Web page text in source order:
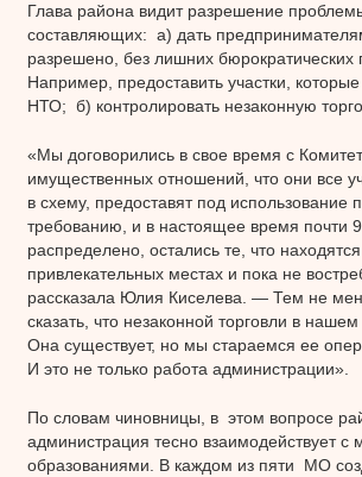
Глава района видит разрешение
составляющих: а) дать
разрешено, без лишних бюрократических
Например, предоставить участки,
НТО; б) контролировать незаконную
«Мы договорились в свое время с
имущественных отношений, что они все
в схему, предоставят под использование
требованию, и в настоящее время почти
распределено, остались те, что
привлекательных местах и пока не
рассказала Юлия Киселева. — Тем не
сказать, что незаконной торговли в
Она существует, но мы стараемся ее
И это не только работа администрации».
По словам чиновницы, в этом вопросе
администрация тесно взаимодействует с
образованиями. В каждом из пяти МО